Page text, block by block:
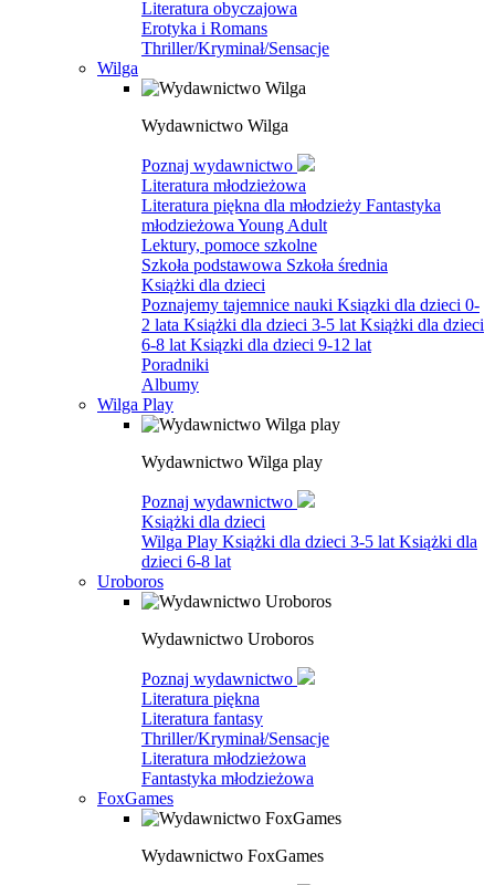
Literatura obyczajowa
Erotyka i Romans
Thriller/Kryminał/Sensacje
Wilga
Wydawnictwo Wilga
Poznaj wydawnictwo
Literatura młodzieżowa
Literatura piękna dla młodzieży Fantastyka
młodzieżowa Young Adult
Lektury, pomoce szkolne
Szkoła podstawowa Szkoła średnia
Książki dla dzieci
Poznajemy tajemnice nauki Ksiązki dla dzieci 0-
2 lata Książki dla dzieci 3-5 lat Książki dla dzieci
6-8 lat Ksiązki dla dzieci 9-12 lat
Poradniki
Albumy
Wilga Play
Wydawnictwo Wilga play
Poznaj wydawnictwo
Książki dla dzieci
Wilga Play Książki dla dzieci 3-5 lat Książki dla
dzieci 6-8 lat
Uroboros
Wydawnictwo Uroboros
Poznaj wydawnictwo
Literatura piękna
Literatura fantasy
Thriller/Kryminał/Sensacje
Literatura młodzieżowa
Fantastyka młodzieżowa
FoxGames
Wydawnictwo FoxGames